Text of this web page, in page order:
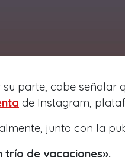
su parte, cabe señalar
de Instagram,
junto con la
trío de vacaciones».